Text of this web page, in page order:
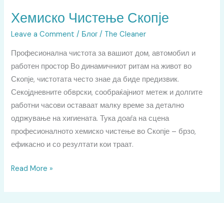
Хемиско Чистење Скопје
Leave a Comment / Блог / The Cleaner
Професионална чистота за вашиот дом, автомобил и
работен простор Во динамичниот ритам на живот во
Скопје, чистотата често знае да биде предизвик.
Секојдневните обврски, сообраќајниот метеж и долгите
работни часови оставаат малку време за детално
одржување на хигиената. Тука доаѓа на сцена
професионалното хемиско чистење во Скопје – брзо,
ефикасно и со резултати кои траат.
Read More »